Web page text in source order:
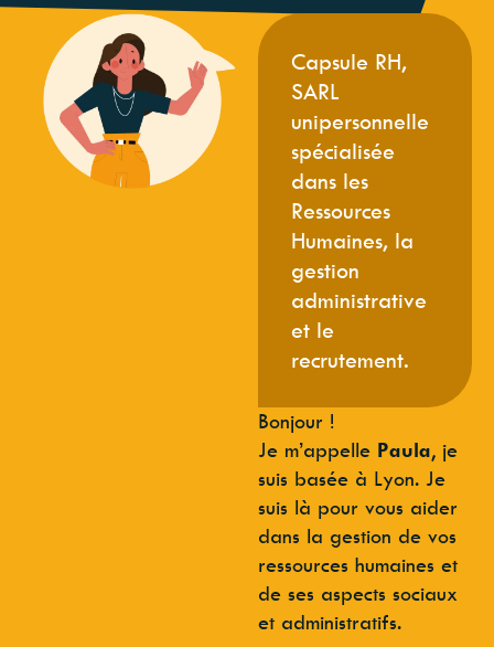
Capsule RH,
SARL
unipersonnelle
spécialisée
dans les
Ressources
Humaines, la
gestion
administrative
et le
recrutement.
Bonjour !
Je m’appelle Paula, je
suis basée à Lyon. Je
suis là pour vous aider
dans la gestion de vos
ressources humaines et
de ses aspects sociaux
et administratifs.